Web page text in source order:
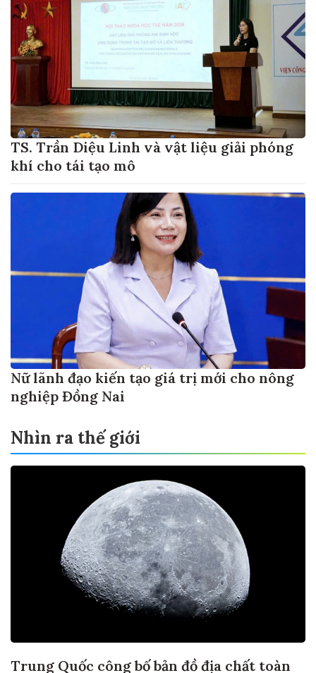
TS. Trần Diệu Linh và vật liệu giải phóng
khí cho tái tạo mô
Nữ lãnh đạo kiến tạo giá trị mới cho nông
nghiệp Đồng Nai
Nhìn ra thế giới
Trung Quốc công bố bản đồ địa chất toàn